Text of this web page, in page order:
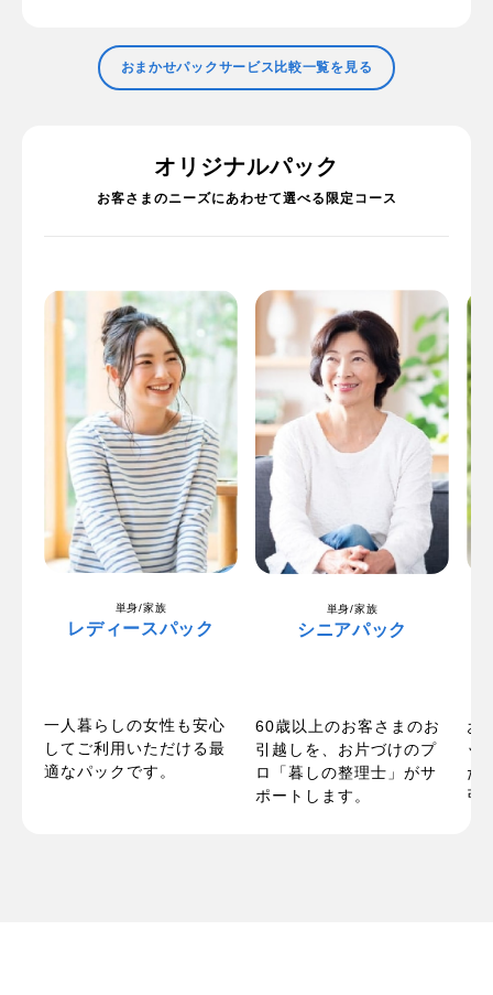
オリジナルパック
お客さまのニーズにあわせて選べる限定コース
単身/家族
レディースパック
一人暮らしの女性も安心
してご利用いただける最
適なパックです。
単身/家族
シニアパック
60歳以上のお客さまのお
引越しを、お片づけのプ
ロ「暮しの整理士」がサ
ポートします。
お
ッ
た
引
おまかせパックサービス比較一覧を見る